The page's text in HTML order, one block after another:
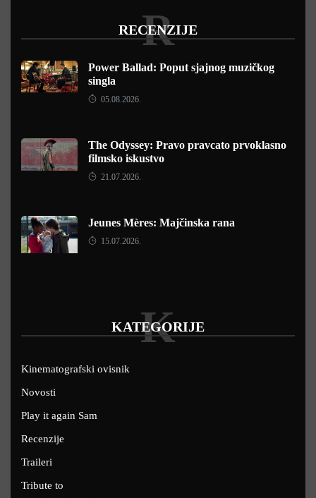
RECENZIJE
R
Power Ballad: Poput sjajnog muzičkog
singla
05.08.2026.
The Odyssey: Pravo pravcato prvoklasno
filmsko iskustvo
21.07.2026.
Jeunes Mères: Majčinska rana
15.07.2026.
KATEGORIJE
K
Kinematografski ovisnik
Novosti
Play it again Sam
Recenzije
Traileri
Tribute to